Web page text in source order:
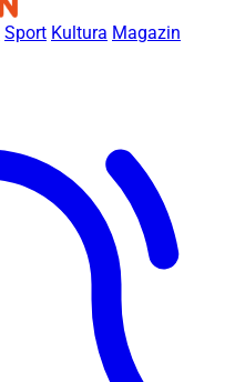
Sport Kultura Magazin